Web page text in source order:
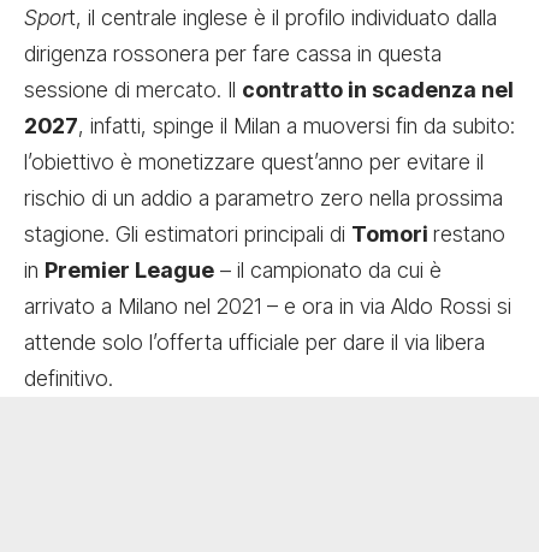
Sport, il centrale inglese è il profilo individuato dalla
dirigenza rossonera per fare cassa in questa
sessione di mercato. Il contratto in scadenza nel
2027, infatti, spinge il Milan a muoversi fin da subito:
l’obiettivo è monetizzare quest’anno per evitare il
rischio di un addio a parametro zero nella prossima
stagione. Gli estimatori principali di Tomori restano
in Premier League – il campionato da cui è
arrivato a Milano nel 2021 – e ora in via Aldo Rossi si
attende solo l’offerta ufficiale per dare il via libera
definitivo.